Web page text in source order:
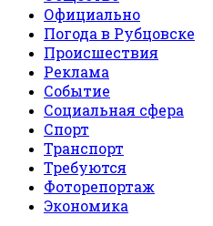
Официально
Погода в Рубцовске
Происшествия
Реклама
Событие
Социальная сфера
Спорт
Транспорт
Требуются
Фоторепортаж
Экономика